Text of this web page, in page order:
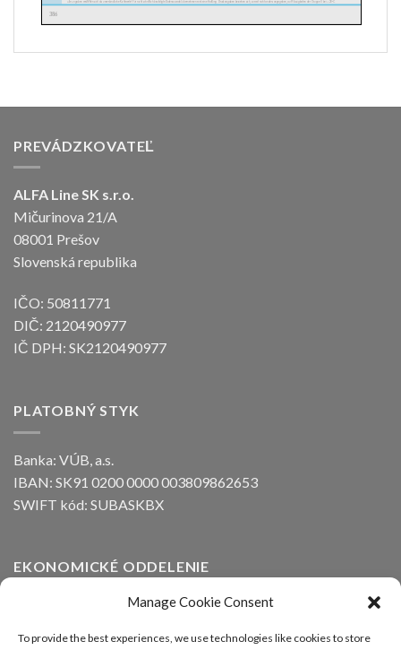
Manage Cookie Consent
To provide the best experiences, we use technologies like cookies to store
PREVÁDZKOVATEĽ
ALFA Line SK s.r.o.
Mičurinova 21/A
08001 Prešov
Slovenská republika
IČO: 50811771
DIČ: 2120490977
IČ DPH: SK2120490977
PLATOBNÝ STYK
Banka: VÚB, a.s.
IBAN: SK91 0200 0000 003809862653
SWIFT kód: SUBASKBX
EKONOMICKÉ ODDELENIE
email:info@alfaline.sk